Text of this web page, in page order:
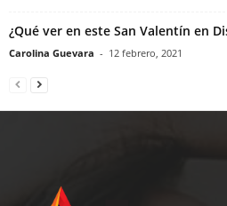
¿Qué ver en este San Valentín en
Carolina Guevara - 12 febrero, 2021